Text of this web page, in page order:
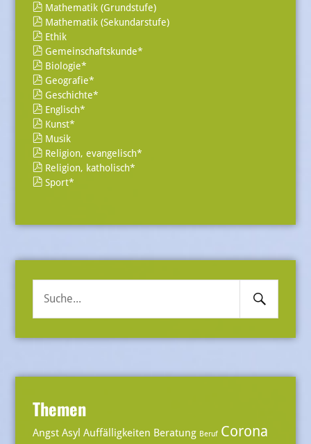
Mathematik (Grundstufe)
Mathematik (Sekundarstufe)
Ethik
Gemeinschaftskunde*
Biologie*
Geografie*
Geschichte*
Englisch*
Kunst*
Musik
Religion, evangelisch*
Religion, katholisch*
Sport*
Suche
Search
Submit
Themen
Angst Asyl Auffälligkeiten Beratung Beruf Corona